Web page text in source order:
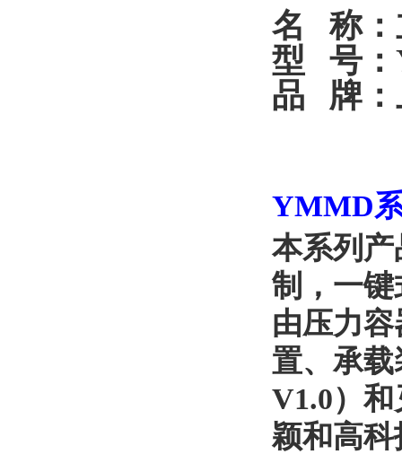
名
称
型
号：
品
牌：
YMMD
本系列
制，一
由压力
置、承
V1.0）
颖和高